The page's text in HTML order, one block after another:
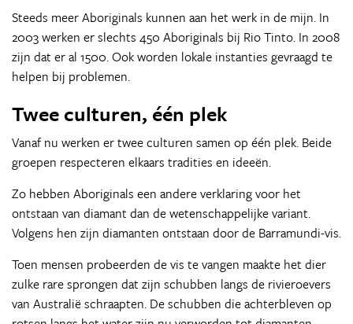
Steeds meer Aboriginals kunnen aan het werk in de mijn. In
2003 werken er slechts 450 Aboriginals bij Rio Tinto. In 2008
zijn dat er al 1500. Ook worden lokale instanties gevraagd te
helpen bij problemen.
Twee culturen, één plek
Vanaf nu werken er twee culturen samen op één plek. Beide
groepen respecteren elkaars tradities en ideeën.
Zo hebben Aboriginals een andere verklaring voor het
ontstaan van diamant dan de wetenschappelijke variant.
Volgens hen zijn diamanten ontstaan door de Barramundi-vis.
Toen mensen probeerden de vis te vangen maakte het dier
zulke rare sprongen dat zijn schubben langs de rivieroevers
van Australië schraapten. De schubben die achterbleven op